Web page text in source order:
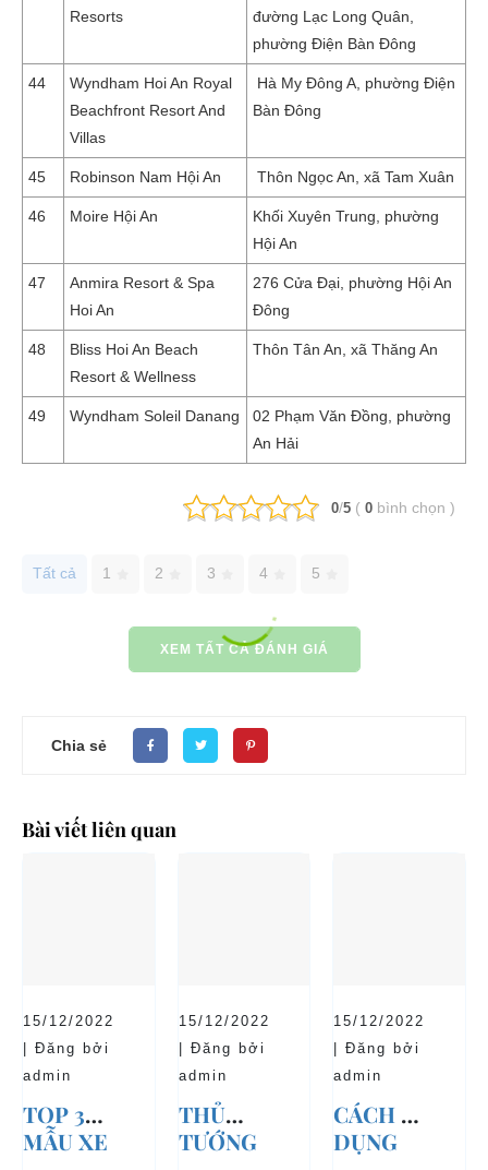
Resorts
đường Lạc Long Quân,
phường Điện Bàn Đông
44
Wyndham Hoi An Royal
Beachfront Resort And
Villas
Hà My Đông A, phường Điện
Bàn Đông
45 Robinson Nam Hội An Thôn Ngọc An, xã Tam Xuân
46 Moire Hội An
Khối Xuyên Trung, phường
Hội An
47
Anmira Resort & Spa
Hoi An
276 Cửa Đại, phường Hội An
Đông
48
Bliss Hoi An Beach
Resort & Wellness
Thôn Tân An, xã Thăng An
49 Wyndham Soleil Danang
02 Phạm Văn Đồng, phường
An Hải
0/5 ( 0 bình chọn )
Tất cả 1 2 3 4 5
XEM TẤT CẢ ĐÁNH GIÁ
Chia sẻ
Bài viết liên quan
15/12/2022
| Đăng bởi
admin
TOP 3
MẪU XE
15/12/2022
| Đăng bởi
admin
THỦ
TƯỚNG
15/12/2022
| Đăng bởi
admin
CÁCH SỬ
DỤNG